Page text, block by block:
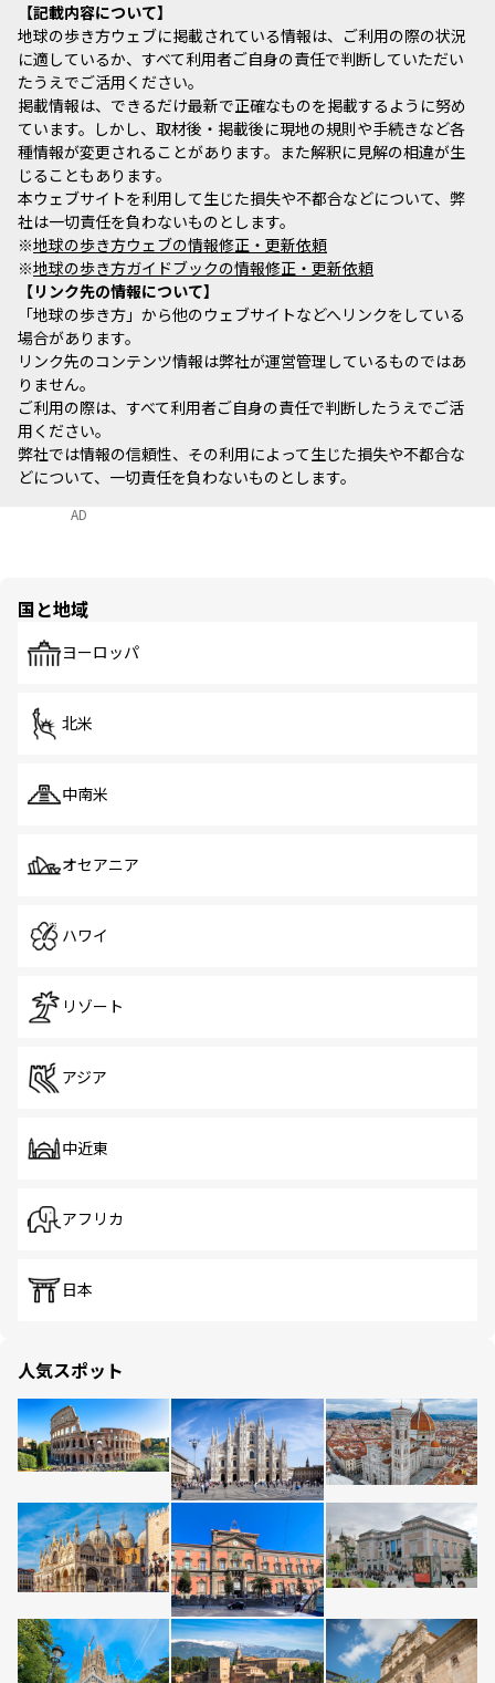
記載内容について
地球の歩き方ウェブに掲載されている情報は、ご利用の際の状況
に適しているか、すべて利用者ご自身の責任で判断していただい
たうえでご活用ください。
掲載情報は、できるだけ最新で正確なものを掲載するように努め
ています。しかし、取材後・掲載後に現地の規則や手続きなど各
種情報が変更されることがあります。また解釈に見解の相違が生
じることもあります。
本ウェブサイトを利用して生じた損失や不都合などについて、弊
社は一切責任を負わないものとします。
※地球の歩き方ウェブの情報修正・更新依頼
※地球の歩き方ガイドブックの情報修正・更新依頼
リンク先の情報について
「地球の歩き方」から他のウェブサイトなどへリンクをしている
場合があります。
リンク先のコンテンツ情報は弊社が運営管理しているものではあ
りません。
ご利用の際は、すべて利用者ご自身の責任で判断したうえでご活
用ください。
弊社では情報の信頼性、その利用によって生じた損失や不都合な
どについて、一切責任を負わないものとします。
AD
国と地域
ヨーロッパ
北米
中南米
オセアニア
ハワイ
リゾート
アジア
中近東
アフリカ
日本
人気スポット